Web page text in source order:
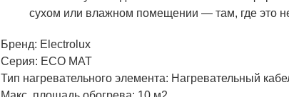
сухом или влажном помещении — там, где это
Бренд: Electrolux
Серия: ECO MAT
Тип нагревательного элемента: Нагревательный